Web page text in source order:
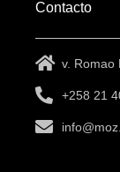
Contacto
v. Romao
+258 21